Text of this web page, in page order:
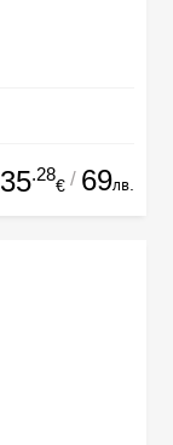
35.28
€ / 69лв.